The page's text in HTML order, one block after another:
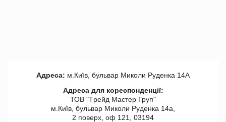
Адреса: м.Київ, бульвар Миколи Руденка 14А
Адреса для кореспонденції:
ТОВ "Tрейд Мастер Груп"
м.Київ, бульвар Миколи Руденка 14а,
2 поверх, оф 121, 03194